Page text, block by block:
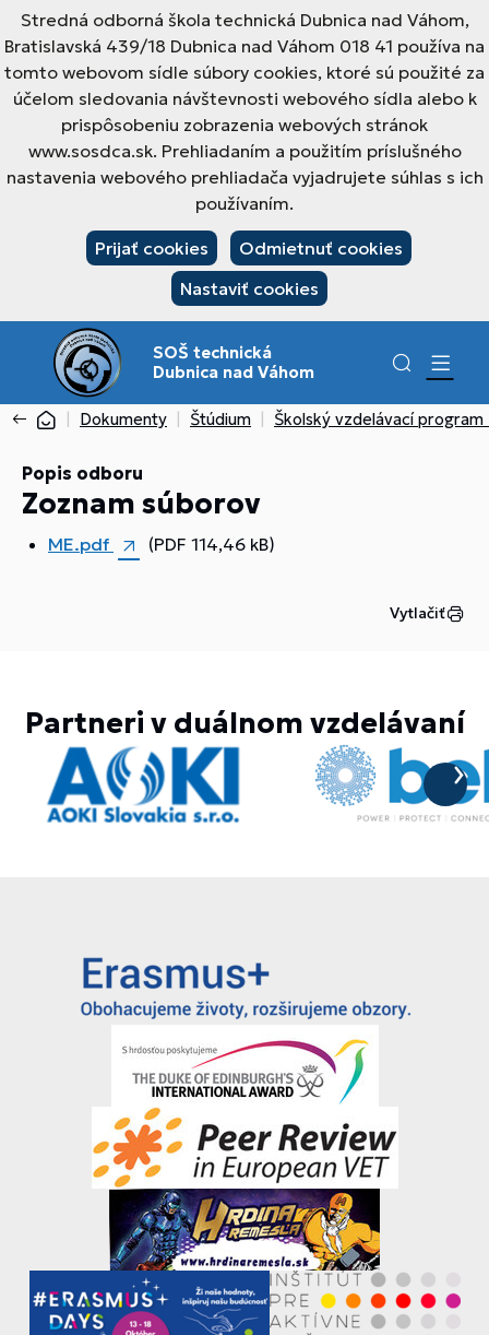
Stredná odborná škola technická Dubnica nad Váhom,
Bratislavská 439/18 Dubnica nad Váhom 018 41 používa na
tomto webovom sídle súbory cookies, ktoré sú použité za
účelom sledovania návštevnosti webového sídla alebo k
prispôsobeniu zobrazenia webových stránok
www.sosdca.sk. Prehliadaním a použitím príslušného
nastavenia webového prehliadača vyjadrujete súhlas s ich
používaním.
Prijať cookies
Odmietnuť cookies
Nastaviť cookies
SOŠ technická
Dubnica nad Váhom
Dokumenty Štúdium Školský vzdelávací
Popis odboru
Zoznam súborov
ME.pdf (PDF 114,46 kB)
Vytlačiť
Partneri v duálnom vzdelávaní